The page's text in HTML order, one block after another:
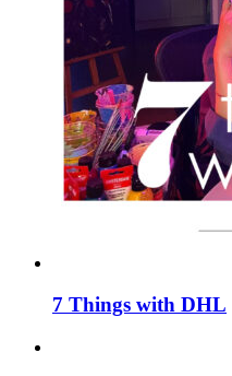
7 Things with DHL